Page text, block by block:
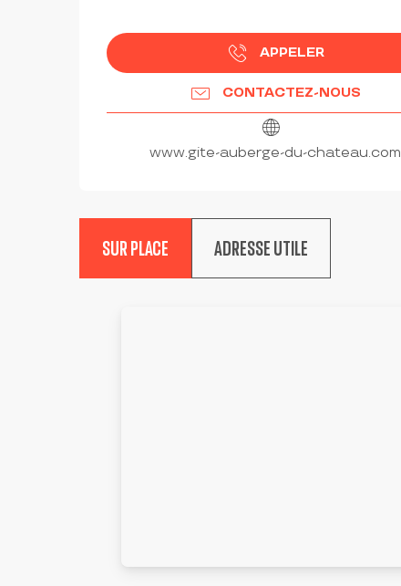
APPELER
CONTACTEZ-NOUS
www.gite-auberge-du-chateau.com
SUR PLACE ADRESSE UTILE